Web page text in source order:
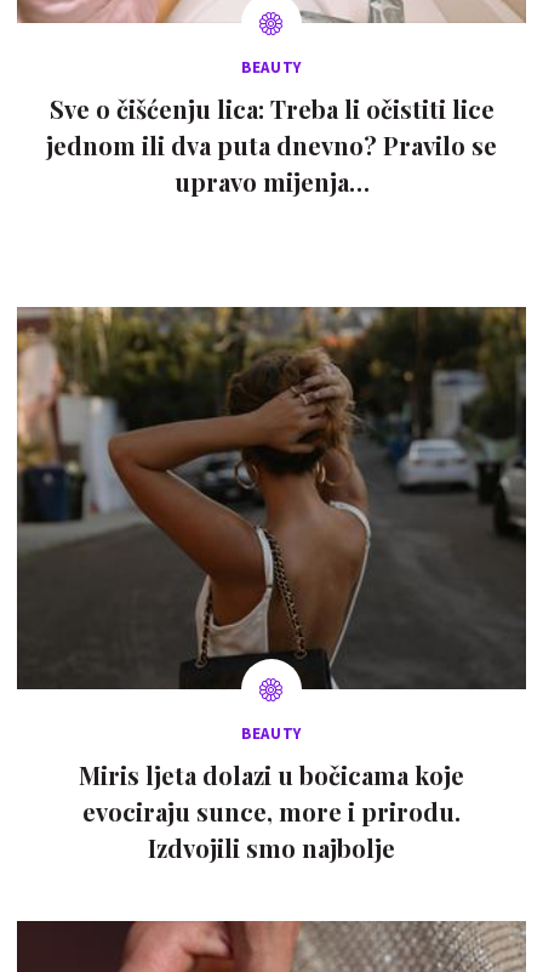
BEAUTY
Sve o čišćenju lica: Treba li očistiti lice
jednom ili dva puta dnevno? Pravilo se
upravo mijenja…
BEAUTY
Miris ljeta dolazi u bočicama koje
evociraju sunce, more i prirodu.
Izdvojili smo najbolje